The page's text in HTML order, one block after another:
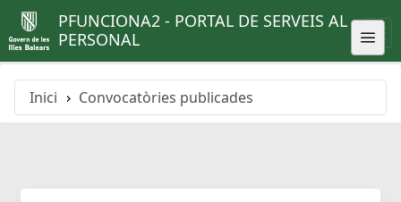
PFUNCIONA2 - PORTAL DE SERVEIS AL
PERSONAL
Inici Convocatòries publicades